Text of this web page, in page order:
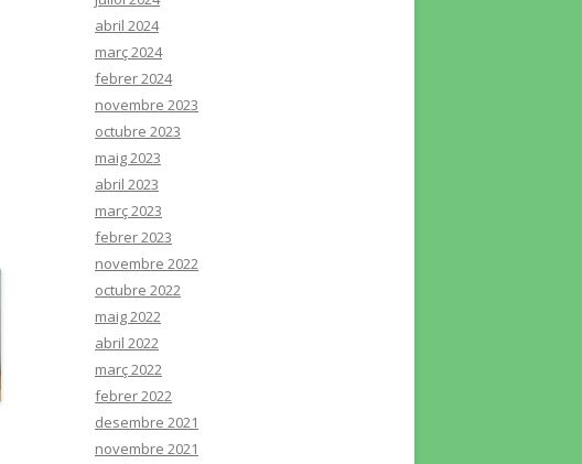
abril 2024
març 2024
febrer 2024
novembre 2023
octubre 2023
maig 2023
abril 2023
març 2023
febrer 2023
novembre 2022
octubre 2022
maig 2022
abril 2022
març 2022
febrer 2022
desembre 2021
novembre 2021